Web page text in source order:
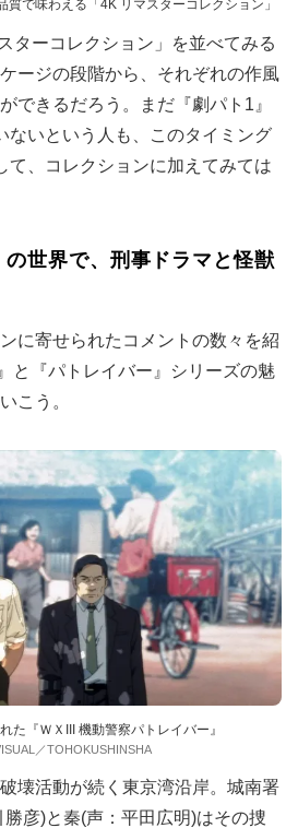
で味わえる「4K リマスターコレクション」
ターコレクション」を並べてみる
ージの段階から、それぞれの作風
できるだろう。まだ『劇パト1』
ないという人も、このタイミング
て、コレクションに加えてみては
の世界で、刑事ドラマと怪獣
に寄せられたコメントの数々を紹
と『パトレイバー』シリーズの魅
こう。
た『ＷＸIII 機動警察パトレイバー』
／TOHOKUSHINSHA
壊活動が続く東京湾沿岸。城南署
彦)と秦(声：平田広明)はその捜